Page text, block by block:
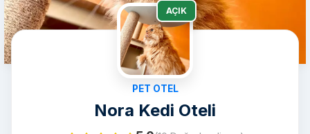
AÇIK
PET OTEL
Nora Kedi Oteli